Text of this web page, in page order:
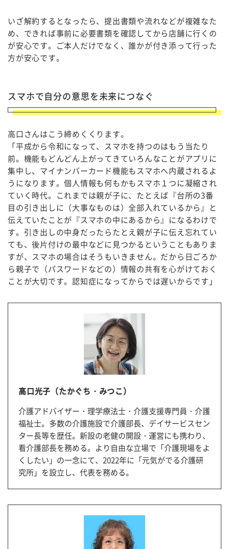
いざ解約するとなったら、提出書類や流れなどが複雑なた
め、できれば事前に必要書類を確認してから店舗に行くの
が安心です。ご本人だけでなく、誰かが付き添って行った
方が安心です。
スマホで自分の意思を未来につなぐ
高口さんはこう締めくくります。
「平成から令和になって、スマホを持つのはもう当たり
前。機能もどんどん上がってきていろんなことがアプリに
集中し、マイナンバーカード機能もスマホへ内蔵されるよ
うになります。個人情報も何もかもスマホ１つに凝縮され
ていく時代。これまでは親が子に、たとえば『台所の3番
目の引き出しに（大事なものは）全部入れているから』と
伝えていたことが『スマホの中にあるから』になるわけで
す。引き出しの中身だったらたとえ親が子に伝え忘れてい
ても、後片付けの最中などに見つかるということもありま
すが、スマホの場合はそうもいきません。だから日ごろか
ら親子で（パスワードなどの）情報の共有を心がけておく
ことが大切です。認知症になってからでは遅いからです」
高口光子（たかぐち・みつこ）
介護アドバイザー・理学療法士・介護支援専門員・介護
福祉士。多数の介護施設で介護部長、デイサービスセン
ター長等を歴任。新設の老健の開設・運営にも携わり、
看介護部長を務める。より自由な立場で「介護現場をよ
くしたい」の一念にて、2022年に「元気がでる介護研
究所」を設立し、代表を務める。